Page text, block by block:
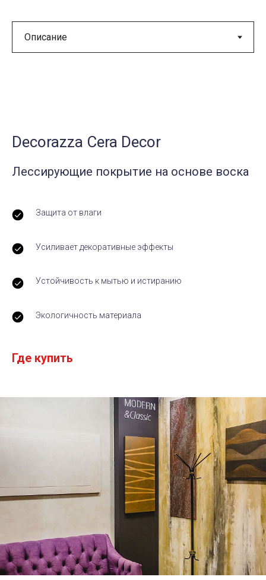
Decorazza Cera Decor
Лессирующие покрытие на основе воска
Защита от влаги
Усиливает декоративные эффекты
Устойчивость к мытью и истиранию
Экологичность материала
Где купить